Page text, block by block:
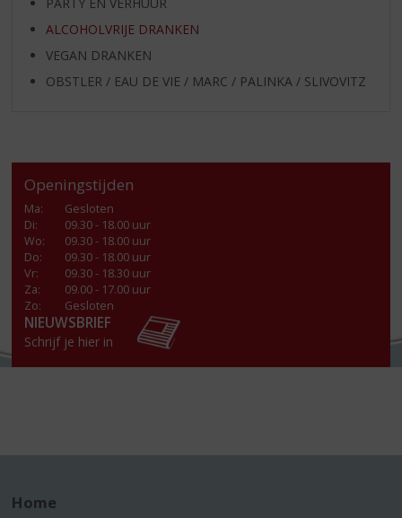
PARTY EN VERHUUR
ALCOHOLVRIJE DRANKEN
VEGAN DRANKEN
OBSTLER / EAU DE VIE / MARC / PALINKA / SLIVOVITZ
Openingstijden
Ma:
Gesloten
Di:
09.30 - 18.00 uur
Wo:
09.30 - 18.00 uur
Do:
09.30 - 18.00 uur
Vr:
09.30 - 18.30 uur
Za:
09.00 - 17.00 uur
Zo:
Gesloten
NIEUWSBRIEF
Schrijf je hier in
Home